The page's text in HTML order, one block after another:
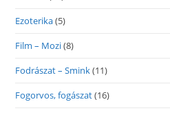
Ezoterika(5)
Film – Mozi(8)
Fodrászat – Smink(11)
Fogorvos, fogászat(16)